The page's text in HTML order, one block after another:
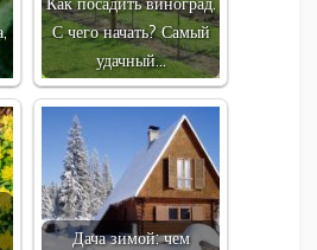
С чего начать? Самый
удачный…
Дача зимой: чем